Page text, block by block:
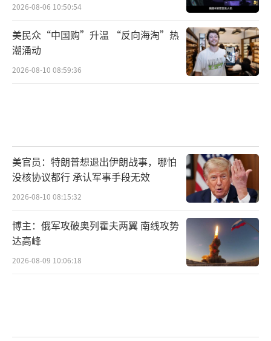
2026-08-06 10:50:54
美民众“中国购”升温 “反向海淘”热
潮涌动
2026-08-10 08:59:36
美官员：特朗普想退出伊朗战事，哪怕
没核协议都行 承认军事手段无效
2026-08-10 08:15:32
博主：俄军攻破奥列霍夫两翼 南线攻势
达高峰
2026-08-09 10:06:18